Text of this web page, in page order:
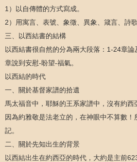
1）以自傳體的方式寫成。
2）用寓言、表號、象徵、異象、箴言、詩
三、以西結書的結構
以西結書很自然的分為兩大段落：1-24章
章說到安慰-盼望-福氣。
以西結的時代
一、關於基督家譜的拾遺
馬太福音中，耶穌的王系家譜中，沒有約西
因為約雅敬是法老立的，在神眼中不算數！
記。
二、關於先知出生的背景
以西結出生在約西亞的時代，大約是主前